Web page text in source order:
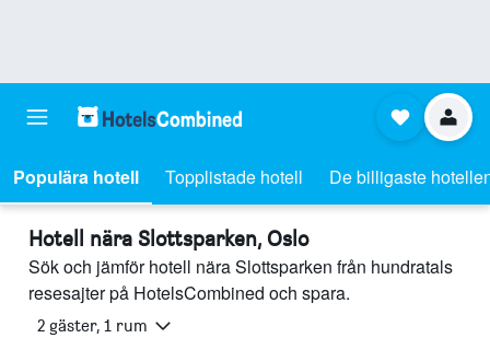
Populära hotell Topplistade hotell De billigaste
Hotell nära Slottsparken, Oslo
Sök och jämför hotell nära Slottsparken från hundratals
resesajter på HotelsCombined och spara.
2 gäster, 1 rum